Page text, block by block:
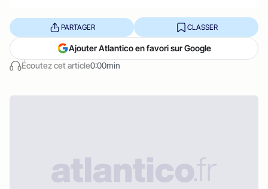
Écoutez cet article0:00min
PARTAGER CLASSER
Ajouter Atlantico en favori sur Google